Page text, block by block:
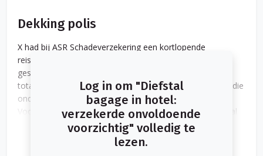
Dekking polis
X had bij ASR Schadeverzekering een kortlopende
reisverzekering. ASR verleende alleen dekking voor de
gestolen zonnebrillen en de souvenirs (ter waarde van in
totaal 556 euro), omdat dit geen waardevolle zaken zijn die
onder de polisvoorwaarden van dekking zijn uitgesloten.
Voor de overige gestolen spullen (ter waarde van in totaal
3.971 euro) weigerde ASR uit te keren. Daarop legde X de
zaak voor aan de geschillencommissie.
Log in om "Diefstal
bagage in hotel:
verzekerde onvoldoende
voorzichtig" volledig te
lezen.